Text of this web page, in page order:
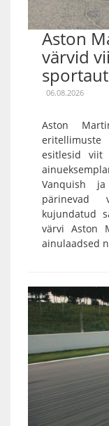
Aston
värvid
06.08.2026
Aston
esitlesid viit
Vanquish
pärinevad
kujundatud
värvi Aston
ainulaadsed